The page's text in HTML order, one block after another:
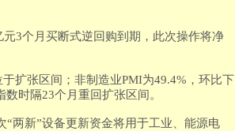
3个月买断式逆回购到期，此次操作将净
扩张区间；非制造业PMI为49.4%，环比下
时隔23个月重回扩张区间。
“两新”设备更新资金将用于工业、能源电